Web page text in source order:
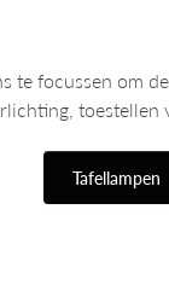
te focussen om
Tafellampen